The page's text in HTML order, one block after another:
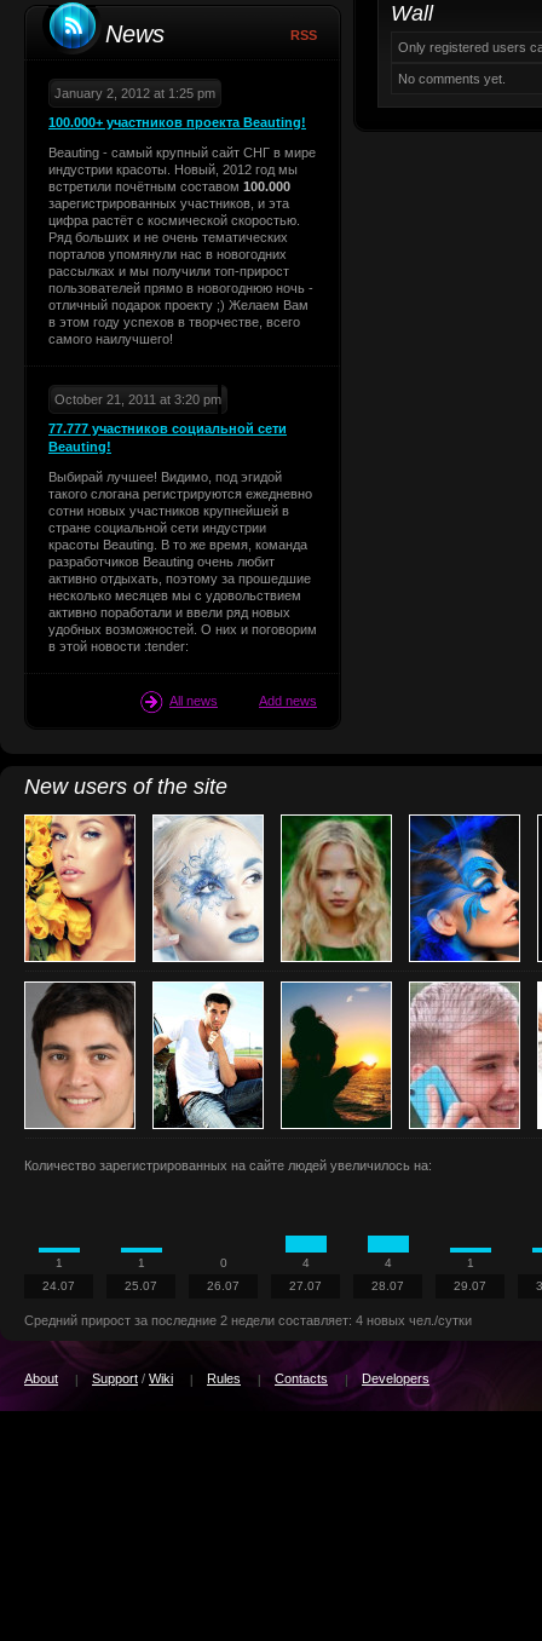
RSS
News
January 2, 2012 at 1:25 pm
100.000+ участников проекта Beauting!
Beauting - самый крупный сайт СНГ в мире
индустрии красоты. Новый, 2012 год мы
встретили почётным составом 100.000
зарегистрированных участников, и эта
цифра растёт с космической скоростью.
Ряд больших и не очень тематических
порталов упомянули нас в новогодних
рассылках и мы получили топ-прирост
пользователей прямо в новогоднюю ночь -
отличный подарок проекту ;) Желаем Вам
в этом году успехов в творчестве, всего
самого наилучшего!
October 21, 2011 at 3:20 pm
77.777 участников социальной сети
Beauting!
Выбирай лучшее! Видимо, под эгидой
такого слогана регистрируются ежедневно
сотни новых участников крупнейшей в
стране социальной сети индустрии
красоты Beauting. В то же время, команда
разработчиков Beauting очень любит
активно отдыхать, поэтому за прошедшие
несколько месяцев мы с удовольствием
активно поработали и ввели ряд новых
удобных возможностей. О них и поговорим
в этой новости :tender:
Add news
All news
Wall
Only registered users
No comments yet.
New users of the site
Количество зарегистрированных на сайте людей увеличилось на:
1
24.07
1
25.07
0
26.07
4
27.07
4
28.07
1
29.07
Средний прирост за последние 2 недели составляет: 4 новых чел./сутки
About Support / Wiki Rules Contacts Developers